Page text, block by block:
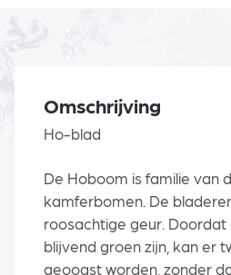
Omschrijving
Ho-blad
De Hoboom is familie van
kamferbomen. De
roosachtige geur.
blijvend groen zijn, kan er
geoogst worden, zonder